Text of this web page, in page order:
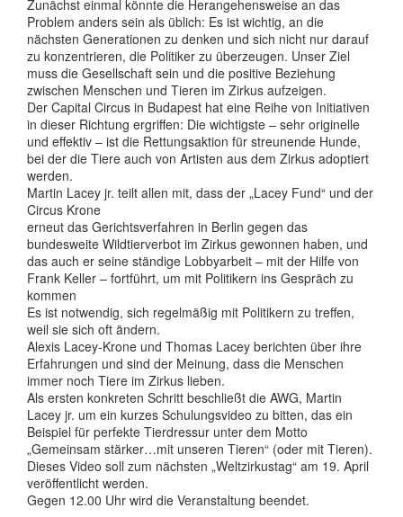
Zunächst einmal könnte die Herangehensweise an das
Problem anders sein als üblich: Es ist wichtig, an die
nächsten Generationen zu denken und sich nicht nur darauf
zu konzentrieren, die Politiker zu überzeugen. Unser Ziel
muss die Gesellschaft sein und die positive Beziehung
zwischen Menschen und Tieren im Zirkus aufzeigen.
Der Capital Circus in Budapest hat eine Reihe von Initiativen
in dieser Richtung ergriffen: Die wichtigste – sehr originelle
und effektiv – ist die Rettungsaktion für streunende Hunde,
bei der die Tiere auch von Artisten aus dem Zirkus adoptiert
werden.
Martin Lacey jr. teilt allen mit, dass der „Lacey Fund“ und der
Circus Krone
erneut das Gerichtsverfahren in Berlin gegen das
bundesweite Wildtierverbot im Zirkus gewonnen haben, und
das auch er seine ständige Lobbyarbeit – mit der Hilfe von
Frank Keller – fortführt, um mit Politikern ins Gespräch zu
kommen
Es ist notwendig, sich regelmäßig mit Politikern zu treffen,
weil sie sich oft ändern.
Alexis Lacey-Krone und Thomas Lacey berichten über ihre
Erfahrungen und sind der Meinung, dass die Menschen
immer noch Tiere im Zirkus lieben.
Als ersten konkreten Schritt beschließt die AWG, Martin
Lacey jr. um ein kurzes Schulungsvideo zu bitten, das ein
Beispiel für perfekte Tierdressur unter dem Motto
„Gemeinsam stärker…mit unseren Tieren“ (oder mit Tieren).
Dieses Video soll zum nächsten „Weltzirkustag“ am 19. April
veröffentlicht werden.
Gegen 12.00 Uhr wird die Veranstaltung beendet.